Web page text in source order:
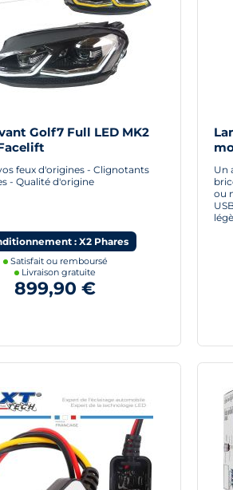
Golf7 Full LED MK2
feux d'origines - Clignotants
- Qualité d'origine
: X2 Phares
Satisfait ou remboursé
Livraison gratuite
899,90 €
Un
ou